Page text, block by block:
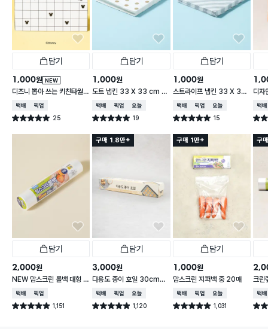
담기
NEW
1,000원
디즈니 뽑아 쓰는 키친타월
2겹 150매입 체크
택배배송매장픽업
별점 5.0점 25
건 작성
담기
1,000원
도트 냅킨 33 X 33 cm 1
5매입
택배배송매장픽업오늘배송
별점 5.0점 19
건 작성
담기
1,000원
스트라이프 냅킨 33 X 33
cm 15매입
택배배송매장픽업오늘배송
별점 5.0점 15
건 작성
디자
cm
택배
별점
담기
2,000원
NEW 맘스크린 롤백 대형 2
00매입
택배배송매장픽업
별점 4.9점 1,151
건 작성
구매 1.8만+
담기
3,000원
다용도 종이 호일 30cmX
30m
택배배송매장픽업오늘배송
별점 4.9점 1,120
건 작성
구매 1만+
담기
1,000원
맘스크린 지퍼백 중 20매
택배배송매장픽업오늘배송
별점 4.9점 1,031
건 작성
구
크린
매
택배
별점